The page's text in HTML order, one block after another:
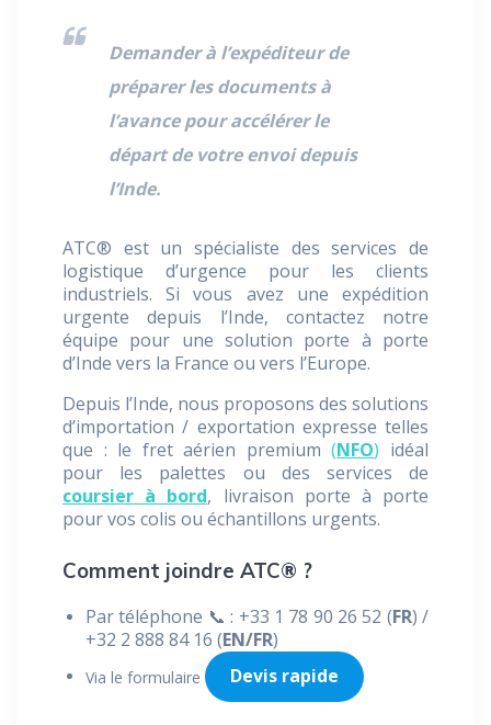
Demander à l’expéditeur de
préparer les documents à
l’avance pour accélérer le
départ de votre envoi depuis
l’Inde.
ATC® est un spécialiste des services de
logistique d’urgence pour les clients
industriels. Si vous avez une expédition
urgente depuis l’Inde, contactez notre
équipe pour une solution porte à porte
d’Inde vers la France ou vers l’Europe.
Depuis l’Inde, nous proposons des solutions
d’importation / exportation expresse telles
que : le fret aérien premium(NFO) idéal
pour les palettes ou des services de
coursier à bord, livraison porte à porte
pour vos colis ou échantillons urgents.
Comment joindre ATC® ?
Par téléphone 📞 : +33 1 78 90 26 52 (FR) /
+32 2 888 84 16 (EN/FR)
Via le formulaire Devis rapide